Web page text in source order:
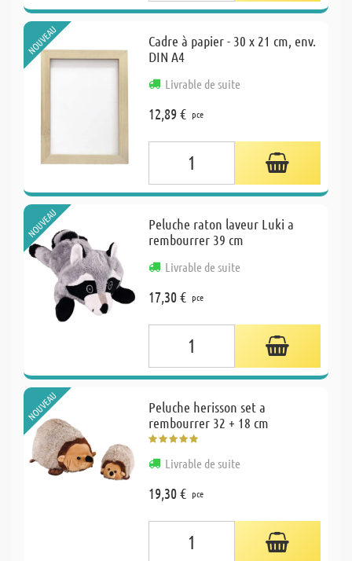
Cadre à papier - 30 x 21 cm, env.
DIN A4
Livrable de suite
12,89 € pce
NOUVEAU
Peluche raton laveur Luki a
rembourrer 39 cm
Livrable de suite
17,30 € pce
NOUVEAU
Peluche herisson set a
rembourrer 32 + 18 cm
Livrable de suite
19,30 € pce
NOUVEAU